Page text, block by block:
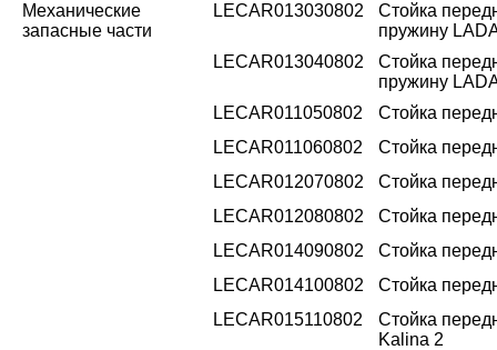
Механические
запасные части
LECAR013030802
Стойка
пружину
LECAR013040802
Стойка
пружину
LECAR011050802
Стойка
LECAR011060802
Стойка
LECAR012070802
Стойка
LECAR012080802
Стойка
LECAR014090802
Стойка
LECAR014100802
Стойка
LECAR015110802
Стойка
Kalina 2